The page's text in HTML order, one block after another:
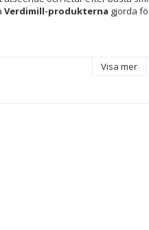
Verdimill-produkterna gjorda
Visa mer